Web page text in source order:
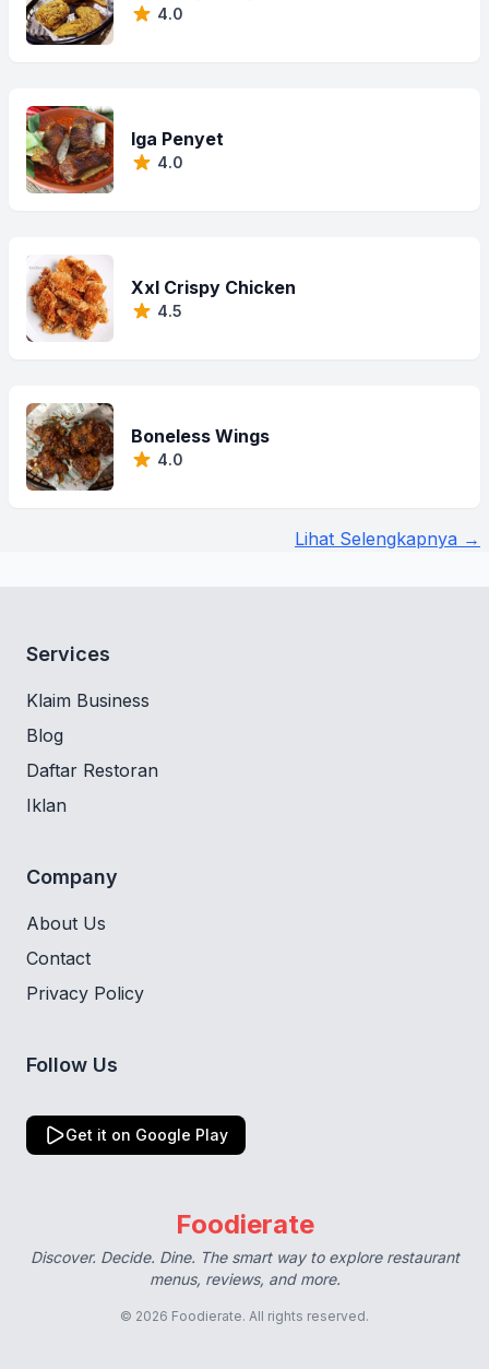
4.0
Iga Penyet
4.0
Xxl Crispy Chicken
4.5
Boneless Wings
4.0
Lihat Selengkapnya →
Services
Klaim Business
Blog
Daftar Restoran
Iklan
Company
About Us
Contact
Privacy Policy
Follow Us
Get it on Google Play
Foodierate
Discover. Decide. Dine. The smart way to explore restaurant
menus, reviews, and more.
© 2026 Foodierate. All rights reserved.